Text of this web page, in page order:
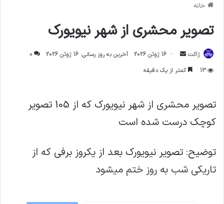
خانه
تصویر محشری از شهر نیویورک
ژاکت
ارسال
ایمیل
16 ژوئن 2026 آخرین به روز رسانی: 16 ژوئن 2026
0
13
کمتر از یک دقیقه
تصویر محشری از شهر نیویورک که از 105 تصویر
کوچک درست شده است
توضیح: تصویر نیویورک بعد از یکروز برفی که از
تاریکی شب به روز ختم میشود